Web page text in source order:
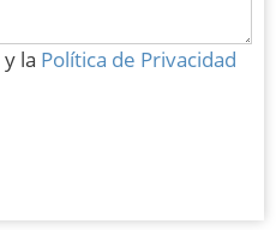
y la Política de Privacidad